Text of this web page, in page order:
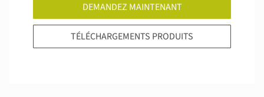
DEMANDEZ MAINTENANT
TÉLÉCHARGEMENTS PRODUITS